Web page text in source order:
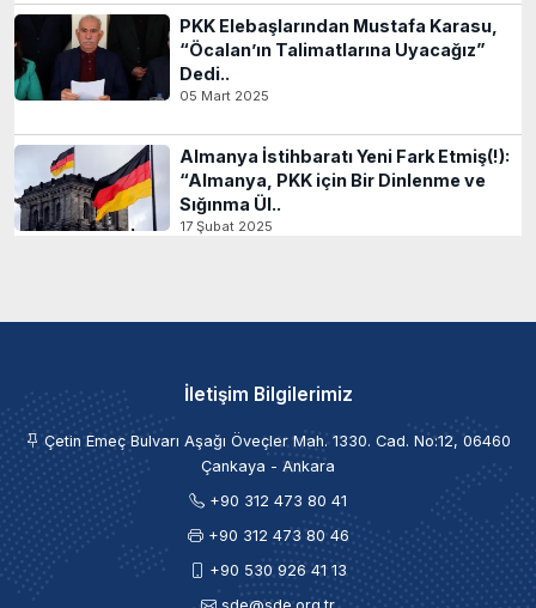
PKK Elebaşlarından Mustafa Karasu,
“Öcalan’ın Talimatlarına Uyacağız”
Dedi..
05 Mart 2025
Almanya İstihbaratı Yeni Fark Etmiş(!):
“Almanya, PKK için Bir Dinlenme ve
Sığınma Ül..
17 Şubat 2025
İletişim Bilgilerimiz
Çetin Emeç Bulvarı Aşağı Öveçler Mah. 1330. Cad. No:12, 06460
Çankaya - Ankara
+90 312 473 80 41
+90 312 473 80 46
+90 530 926 41 13